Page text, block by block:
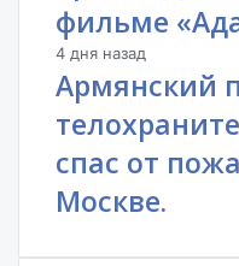
фильме
4 дня назад
Армянский
спас от
Москве.